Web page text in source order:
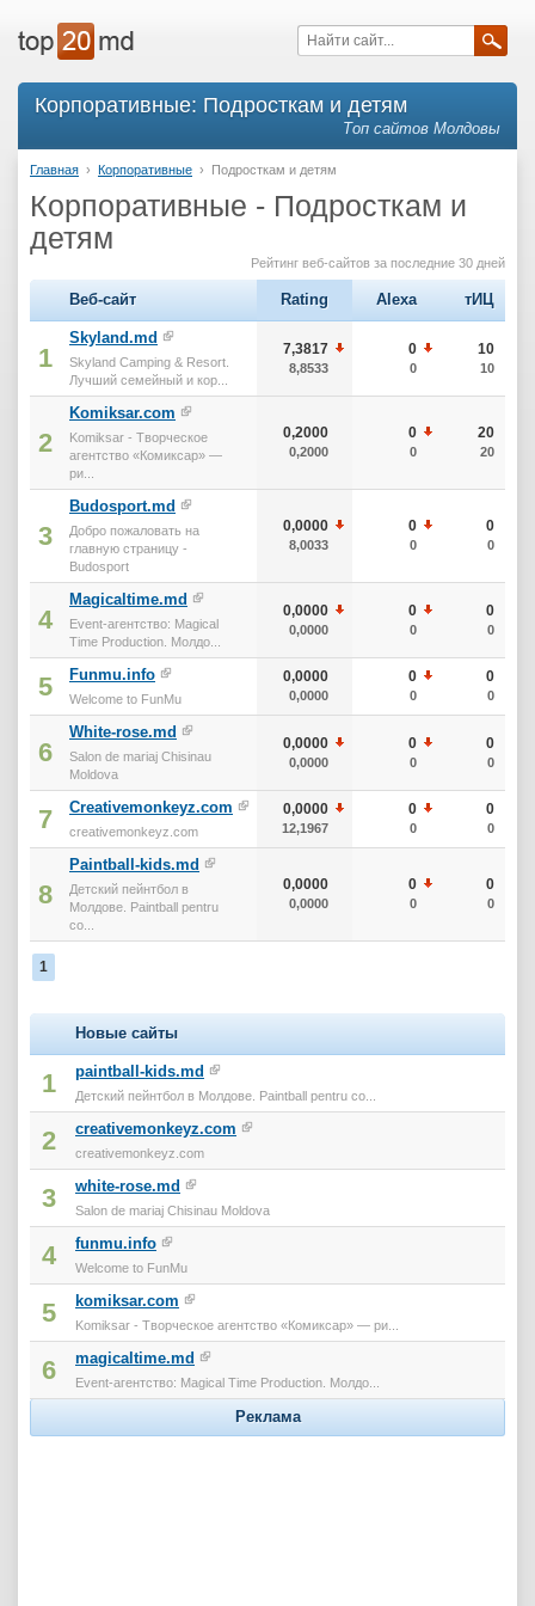
Корпоративные: Подросткам и детям
Топ сайтов Молдовы
Главная › Корпоративные › Подросткам и детям
Корпоративные - Подросткам и
детям
Рейтинг веб-сайтов за последние 30 дней
Веб-сайт Rating Alexa тИЦ
1
Skyland.md
Skyland Camping & Resort.
Лучший семейный и кор...
7,3817
8,8533
0
0
10
10
2
Komiksar.com
Komiksar - Творческое
агентство «Комиксар» —
ри...
0,2000
0,2000
0
0
20
20
3
Budosport.md
Добро пожаловать на
главную страницу -
Budosport
0,0000
8,0033
0
0
0
0
4
Magicaltime.md
Event-агентство: Magical
Time Production. Молдо...
0,0000
0,0000
0
0
0
0
5 Funmu.info
Welcome to FunMu
0,0000
0,0000
0
0
0
0
6
White-rose.md
Salon de mariaj Chisinau
Moldova
0,0000
0,0000
0
0
0
0
7 Creativemonkeyz.com
creativemonkeyz.com
0,0000
12,1967
0
0
0
0
8
Paintball-kids.md
Детский пейнтбол в
Молдове. Paintball pentru
co...
0,0000
0,0000
0
0
0
0
1
Новые сайты
1 paintball-kids.md
Детский пейнтбол в Молдове. Paintball pentru co...
2 creativemonkeyz.com
creativemonkeyz.com
3 white-rose.md
Salon de mariaj Chisinau Moldova
4 funmu.info
Welcome to FunMu
5 komiksar.com
Komiksar - Творческое агентство «Комиксар» — ри...
6 magicaltime.md
Event-агентство: Magical Time Production. Молдо...
Реклама